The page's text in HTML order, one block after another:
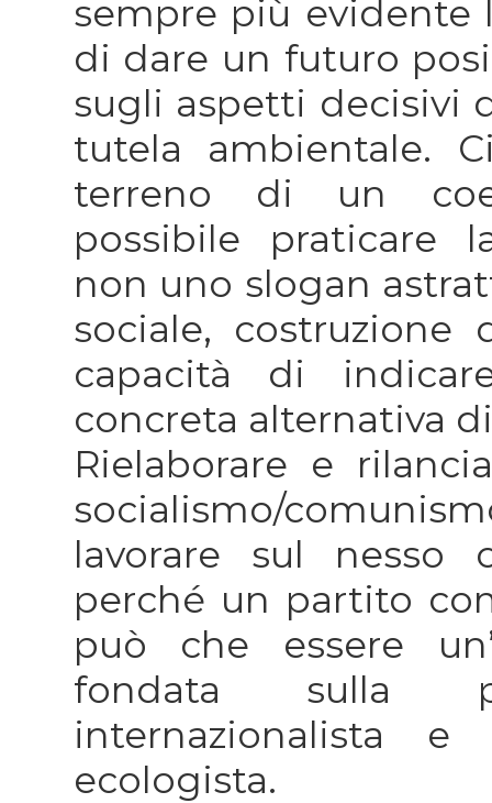
sempre più evidente
di dare un futuro
sugli aspetti decisivi
tutela ambientale.
terreno di un
possibile praticare
non uno slogan
sociale,
capacità di
concreta alternativa
Rielaborare e
socialismo/
lavorare sul nesso
perché un partito
può che essere
fondata sulla
internazionalista e
ecologista.